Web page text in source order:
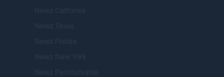
Newz California
Newz Texas
Newz Florida
Newz New York
Newz Pennsylvania